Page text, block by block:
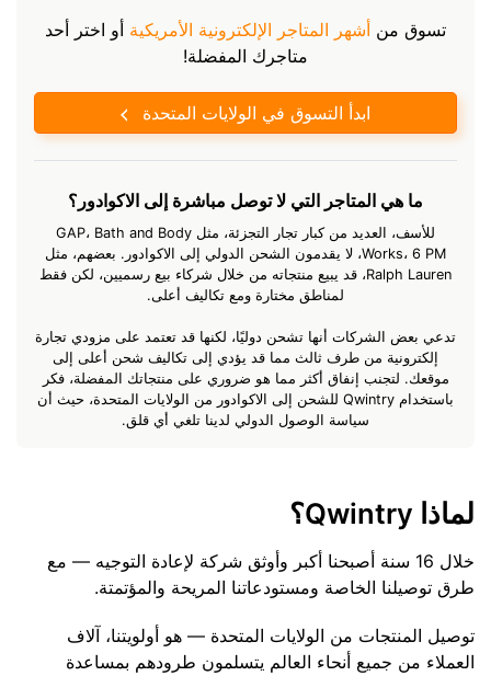
تسوق من أشهر المتاجر الإلكترونية الأمريكية أو اختر أحد
متاجرك المفضلة!
ابدأ التسوق في الولايات المتحدة
ما هي المتاجر التي لا توصل مباشرة إلى الاكوادور؟
للأسف، العديد من كبار تجار التجزئة، مثل GAP، Bath and Body
Works، 6 PM، لا يقدمون الشحن الدولي إلى الاكوادور. بعضهم، مثل
Ralph Lauren، قد يبيع منتجاته من خلال شركاء بيع رسميين، لكن فقط
لمناطق مختارة ومع تكاليف أعلى.
تدعي بعض الشركات أنها تشحن دوليًا، لكنها قد تعتمد على مزودي تجارة
إلكترونية من طرف ثالث مما قد يؤدي إلى تكاليف شحن أعلى إلى
موقعك. لتجنب إنفاق أكثر مما هو ضروري على منتجاتك المفضلة، فكر
باستخدام Qwintry للشحن إلى الاكوادور من الولايات المتحدة، حيث أن
سياسة الوصول الدولي لدينا تلغي أي قلق.
لماذا Qwintry؟
خلال 16 سنة أصبحنا أكبر وأوثق شركة لإعادة التوجيه — مع
طرق توصيلنا الخاصة ومستودعاتنا المريحة والمؤتمتة.
توصيل المنتجات من الولايات المتحدة — هو أولويتنا، آلاف
العملاء من جميع أنحاء العالم يتسلمون طرودهم بمساعدة